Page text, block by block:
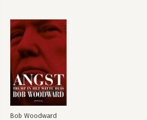
Angst
Bekijk alle boeken
Bob Woodward